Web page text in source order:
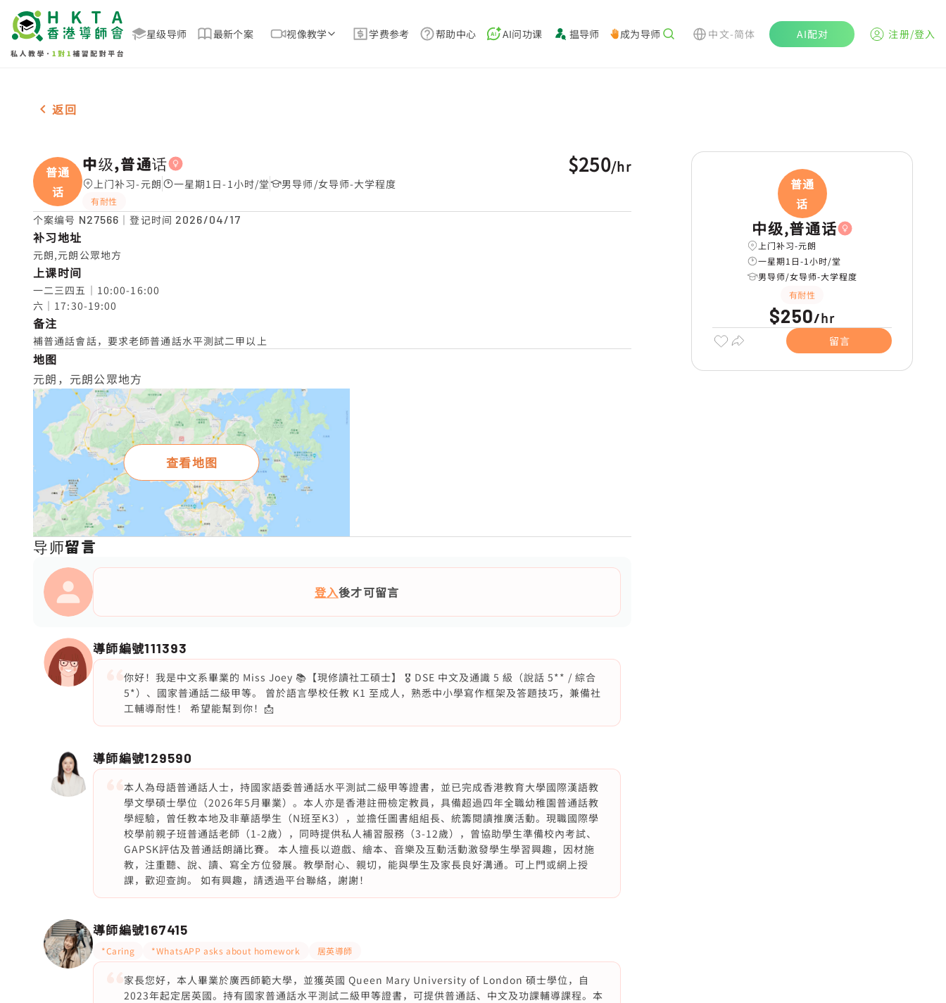
星级导师 最新个案 视像教学 学费参考 帮助中心 AI问功课 揾导师 成为导师 中文-简体 AI配对 注册/登入
女-1名 中级,普通话，元朗 补习推介
返回
普通
话
中级,普通话
上门补习-元朗 一星期1日-1小时/堂 男导师/女导师-大学程度
有耐性
$250/hr
个案编号 N27566 ｜登记时间 2026/04/17
补习地址
元朗,元朗公眾地方
上课时间
一二三四五｜10:00-16:00
六｜17:30-19:00
备注
補普通話會話，要求老師普通話水平測試二甲以上
地图
元朗，元朗公眾地方
查看地图
导师留言
登入後才可留言
導師編號111393
你好！我是中文系畢業的 Miss Joey 📚【現修讀社工碩士】 🎖️ DSE 中文及通識 5 級（說話 5** / 綜合
5*）、國家普通話二級甲等。 曾於語言學校任教 K1 至成人，熟悉中小學寫作框架及答題技巧，兼備社
工輔導耐性！ 希望能幫到你！📩
導師編號129590
本人為母語普通話人士，持國家語委普通話水平測試二級甲等證書，並已完成香港教育大學國際漢語教
學文學碩士學位（2026年5月畢業）。本人亦是香港註冊檢定教員，具備超過四年全職幼稚園普通話教
學經驗，曾任教本地及非華語學生（N班至K3），並擔任圖書組組長、統籌閱讀推廣活動。現職國際學
校學前親子班普通話老師（1-2歲），同時提供私人補習服務（3-12歲），曾協助學生準備校內考試、
GAPSK評估及普通話朗誦比賽。 本人擅長以遊戲、繪本、音樂及互動活動激發學生學習興趣，因材施
教，注重聽、說、讀、寫全方位發展。教學耐心、親切，能與學生及家長良好溝通。可上門或網上授
課，歡迎查詢。 如有興趣，請透過平台聯絡，謝謝！
導師編號167415
*Caring *WhatsAPP asks about homework 居英導師
家長您好，本人畢業於廣西師範大學，並獲英國 Queen Mary University of London 碩士學位，自
2023年起定居英國。持有國家普通話水平測試二級甲等證書，可提供普通話、中文及功課輔導課程。本
普通
话
中级,普通话
上门补习-元朗
一星期1日-1小时/堂
男导师/女导师-大学程度
有耐性
$250/hr
留言